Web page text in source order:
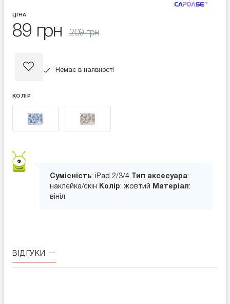
ЦІНА
89 грн 209 грн
Немає в наявності
КОЛІР
Сумісність: iPad 2/3/4 Тип аксесуара:
наклейка/скін
Колір: жовтий Матеріал:
вініл
ВІДГУКИ